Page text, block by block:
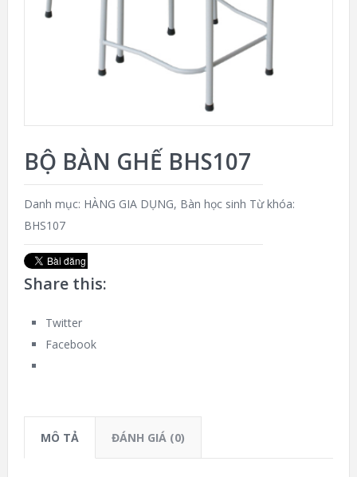
BỘ BÀN GHẾ BHS107
Danh mục: HÀNG GIA DỤNG, Bàn học sinh Từ khóa:
BHS107
Share this:
Twitter
Facebook
MÔ TẢ ĐÁNH GIÁ (0)